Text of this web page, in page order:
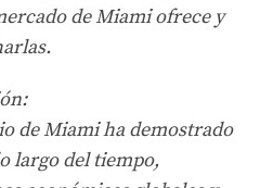
de Miami ofrece y
de Miami ha demostrado
largo del tiempo,